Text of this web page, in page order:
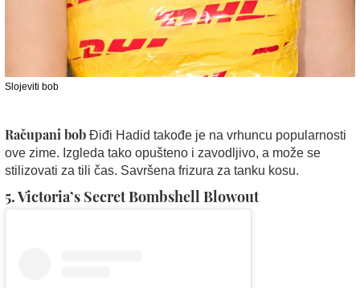
Slojeviti bob
Račupani bob Điđi Hadid takođe je na vrhuncu popularnosti
ove zime. Izgleda tako opušteno i zavodljivo, a može se
stilizovati za tili čas. Savršena frizura za tanku kosu.
5. Victoria’s Secret Bombshell Blowout